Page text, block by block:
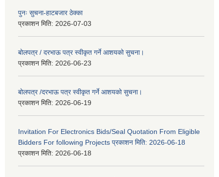
पुनः सुचना-हाटबजार ठेक्का
प्रकाशन मिति: 2026-07-03
बोलपत्र / दरभाऊ पत्र स्वीकृत गर्ने आशयको सुचना।
प्रकाशन मिति: 2026-06-23
बोलपत्र /दरभाऊ पत्र स्वीकृत गर्ने आशयको सुचना।
प्रकाशन मिति: 2026-06-19
Invitation For Electronics Bids/Seal Quotation From Eligible
Bidders For following Projects प्रकाशन मिति: 2026-06-18
प्रकाशन मिति: 2026-06-18